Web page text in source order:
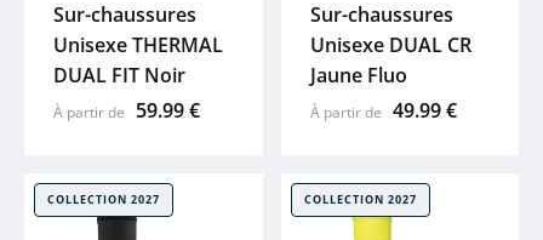
Sur-chaussures
Unisexe THERMAL
DUAL FIT Noir
À partir de 59.99 €
Sur-chaussures
Unisexe DUAL CR
Jaune Fluo
À partir de 49.99 €
COLLECTION 2027 COLLECTION 2027